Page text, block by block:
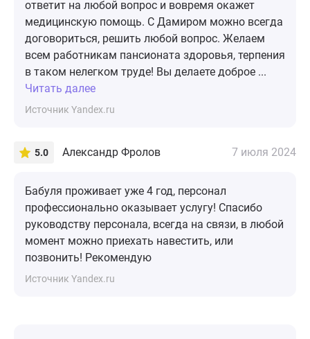
ответит на любой вопрос и вовремя окажет
медицинскую помощь. С Дамиром можно всегда
договориться, решить любой вопрос. Желаем
всем работникам пансионата здоровья, терпения
в таком нелегком труде! Вы делаете доброе ...
Читать далее
Источник Yandex.ru
5.0 Александр Фролов 7 июля 2024
Бабуля проживает уже 4 год, персонал
профессионально оказывает услугу! Спасибо
руководству персонала, всегда на связи, в любой
момент можно приехать навестить, или
позвонить! Рекомендую
Источник Yandex.ru